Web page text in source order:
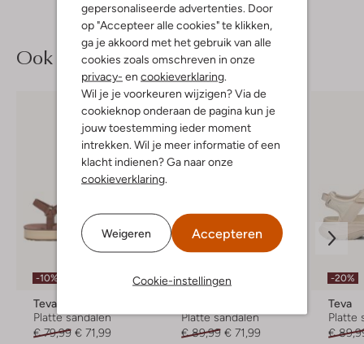
gepersonaliseerde advertenties. Door
op "Accepteer alle cookies" te klikken,
ga je akkoord met het gebruik van alle
cookies zoals omschreven in onze
privacy- en cookieverklaring.
Wil je je voorkeuren wijzigen? Via de
cookieknop onderaan de pagina kun je
jouw toestemming ieder moment
intrekken. Wil je meer informatie of een
klacht indienen? Ga naar onze
cookieverklaring.
Weigeren Accepteren
Cookie-instellingen
Ook iets voor jou?
-10%
Teva
Platte sandalen
€ 79,99 € 71,99
-20%
Platte sandalen
€ 89,99 € 71,99
-20%
Teva
Platte
€